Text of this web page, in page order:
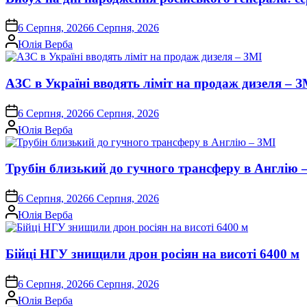
on6 Серпня, 20266 Серпня, 2026
Опубліковано
Юлія Верба
АЗС в Україні вводять ліміт на продаж дизеля –
on6 Серпня, 20266 Серпня, 2026
Опубліковано
Юлія Верба
Трубін близький до гучного трансферу в Англію
on6 Серпня, 20266 Серпня, 2026
Опубліковано
Юлія Верба
Бійці НГУ знищили дрон росіян на висоті 6400 м
on6 Серпня, 20266 Серпня, 2026
Опубліковано
Юлія Верба